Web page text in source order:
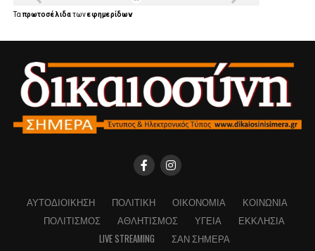
Ταπρωτοσέλιδατωνεφημερίδων
ΑΥΤΟΔΙΟΊΚΗΣΗ ΠΟΛΙΤΙΚΉ ΟΙΚΟΝΟΜΊΑ
ΚΟΙΝΩΝΊΑ
ΠΟΛΙΤΙΣΜΌΣ
ΑΘΛΗΤΙΣΜΌΣ ΥΓΕΊΑ
ΕΚΚΛΗΣΊΑ
LIVE STREAMING
ΣΑΝ ΣΉΜΕΡΑ